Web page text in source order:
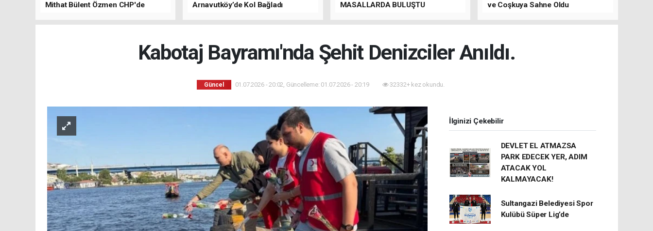
Mithat Bülent Özmen CHP'de
Arnavutköy’de Kol Bağladı
MASALLARDA BULUŞTU
ve Coşkuya Sahne Oldu
Kabotaj Bayramı'nda Şehit Denizciler Anıldı.
Güncel 01.07.2026 - 20:02, Güncelleme: 01.07.2026 - 20:19 32332+ kez okundu.
İlginizi Çekebilir
DEVLET EL ATMAZSA
PARK EDECEK YER, ADIM
ATACAK YOL
KALMAYACAK!
Sultangazi Belediyesi Spor
Kulübü Süper Lig’de